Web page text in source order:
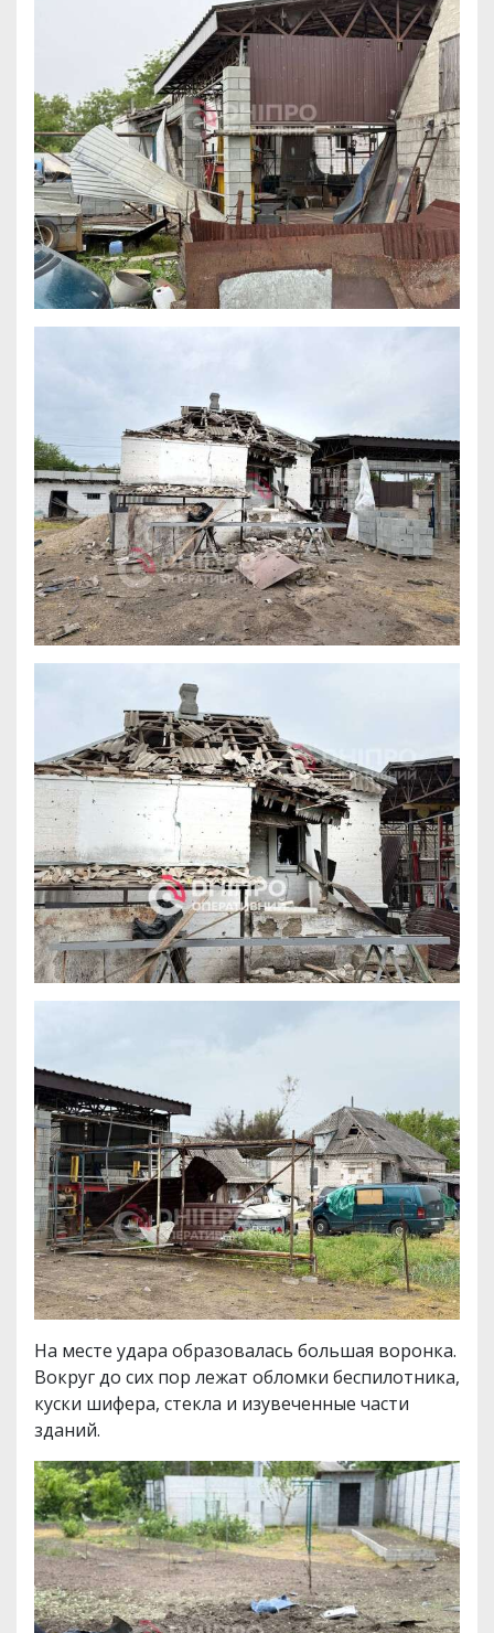
На месте удара образовалась большая воронка.
Вокруг до сих пор лежат обломки беспилотника,
куски шифера, стекла и изувеченные части
зданий.